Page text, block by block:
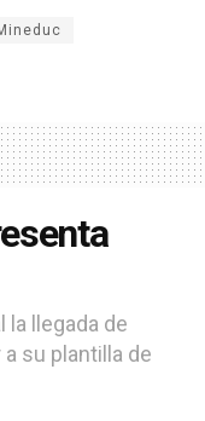
llegada de
su plantilla de